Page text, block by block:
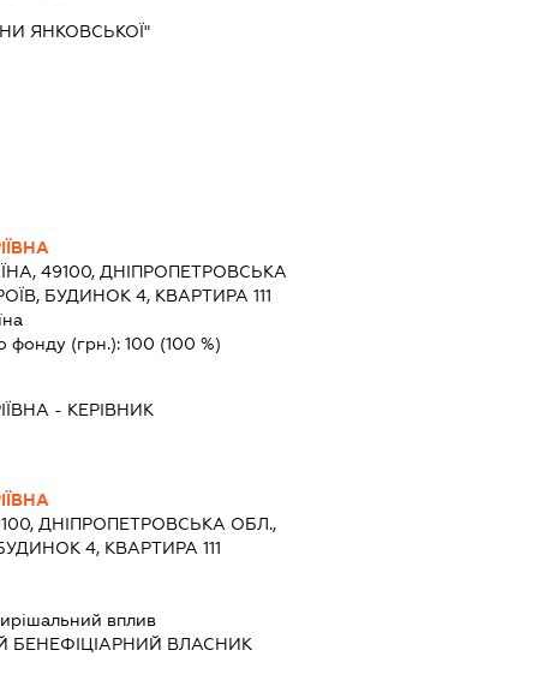
ЯНКОВСЬКОЇ"
49100, ДНІПРОПЕТРОВСЬКА
БУДИНОК 4, КВАРТИРА 111
фонду (грн.): 100 (100 %)
- КЕРІВНИК
ДНІПРОПЕТРОВСЬКА ОБЛ.,
4, КВАРТИРА 111
вплив
БЕНЕФІЦІАРНИЙ ВЛАСНИК